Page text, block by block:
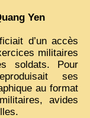
Yen
d’un accès
militaires
soldats. Pour
ses
au format
avides